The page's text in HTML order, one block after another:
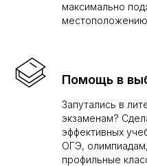
максимально
Помощь в
Запутались в
экзаменам?
эффективных
ОГЭ,
профильные